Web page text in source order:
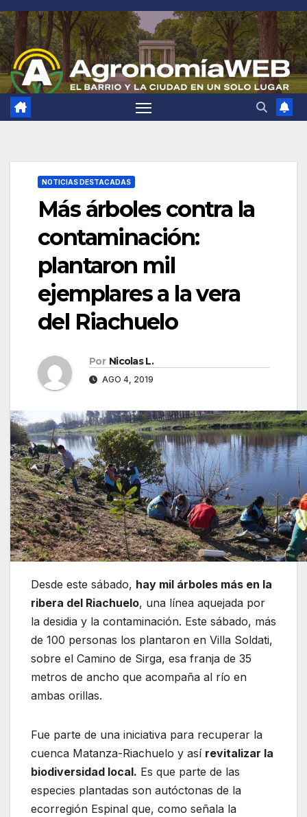
Saltar
al
contenido
NOTICIAS DESTACADAS
Más árboles contra la
contaminación:
plantaron mil
ejemplares a la vera
del Riachuelo
Por Nicolas L.
AGO 4, 2019
Desde este sábado, hay mil árboles más en la
ribera del Riachuelo, una línea aquejada por
la desidia y la contaminación. Este sábado, más
de 100 personas los plantaron en Villa Soldati,
sobre el Camino de Sirga, esa franja de 35
metros de ancho que acompaña al río en
ambas orillas.
Fue parte de una iniciativa para recuperar la
cuenca Matanza-Riachuelo y así revitalizar la
biodiversidad local. Es que parte de las
especies plantadas son autóctonas de la
ecorregión Espinal que, como señala la